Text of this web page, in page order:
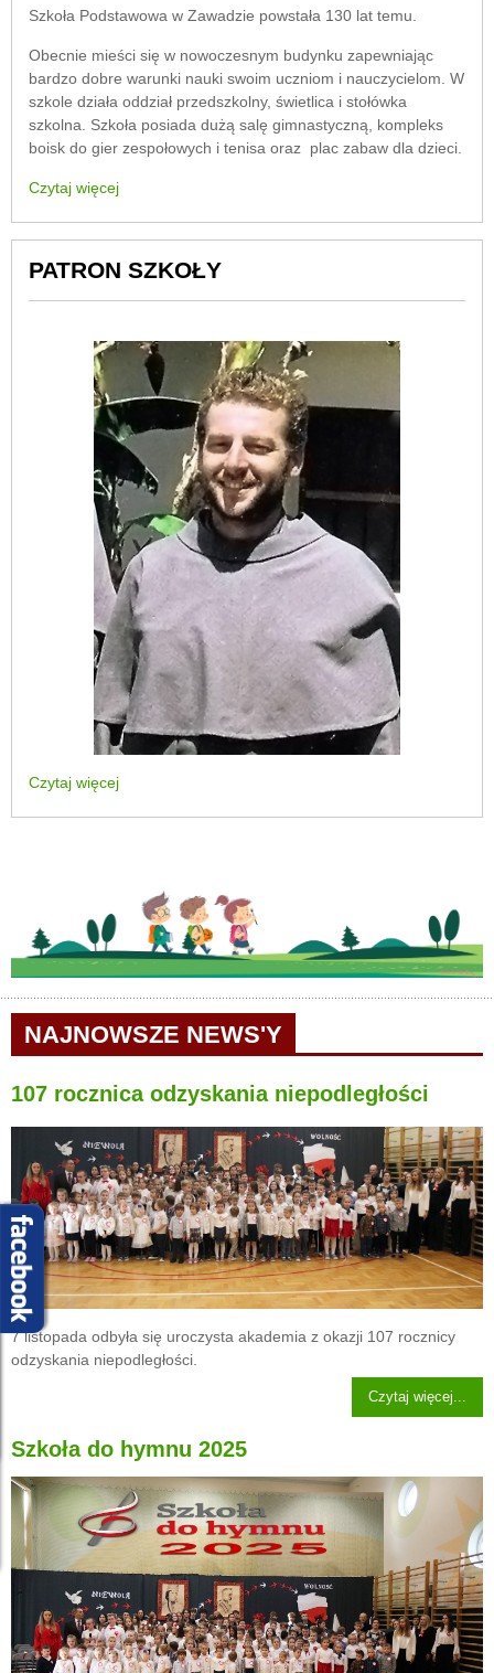
Szkoła Podstawowa w Zawadzie powstała 130 lat temu.
Obecnie mieści się w nowoczesnym budynku zapewniając
bardzo dobre warunki nauki swoim uczniom i nauczycielom. W
szkole działa oddział przedszkolny, świetlica i stołówka
szkolna. Szkoła posiada dużą salę gimnastyczną, kompleks
boisk do gier zespołowych i tenisa oraz plac zabaw dla dzieci.
Czytaj więcej
PATRON SZKOŁY
Czytaj więcej
NAJNOWSZE NEWS'Y
107 rocznica odzyskania niepodległości
7 listopada odbyła się uroczysta akademia z okazji 107 rocznicy
odzyskania niepodległości.
Czytaj więcej...
Szkoła do hymnu 2025